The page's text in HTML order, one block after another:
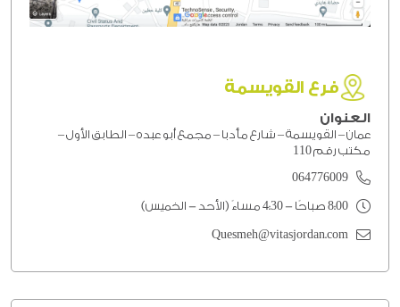
فرع القويسمة
العنوان
عمان – القويسمة – شارع مأدبا – مجمع أبو عبده – الطابق الأول –
مكتب رقم 110
064776009
8:00 صباحًا - 4:30 مساءً (الأحد - الخميس)
Quesmeh@vitasjordan.com